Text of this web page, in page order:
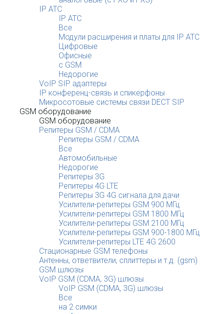
IP АТС
IP АТС
Все
Модули расширения и платы для IP АТС
Цифровые
Офисные
с GSM
Недорогие
VoIP SIP адаптеры
IP конференц-связь и спикерфоны
Микросотовые системы связи DECT SIP
GSM оборудование
GSM оборудование
Репитеры GSM / CDMA
Репитеры GSM / CDMA
Все
Автомобильные
Недорогие
Репитеры 3G
Репитеры 4G LTE
Репитеры 3G 4G сигнала для дачи
Усилители-репитеры GSM 900 МГц
Усилители-репитеры GSM 1800 МГц
Усилители-репитеры GSM 2100 МГц
Усилители-репитеры GSM 900-1800 МГц
Усилители-репитеры LTE 4G 2600
Стационарные GSM телефоны
Антенны, ответвители, сплиттеры и т.д. (gsm)
GSM шлюзы
VoIP GSM (CDMA, 3G) шлюзы
VoIP GSM (CDMA, 3G) шлюзы
Все
на 2 симки